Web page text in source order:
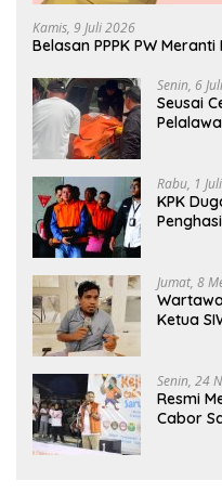
Kamis, 9 Juli 2026
Belasan PPPK PW
Senin, 6
Seusai
Rabu, 1
KPK
Jumat, 8
Ketua
Senin, 24
Resmi
Cabor